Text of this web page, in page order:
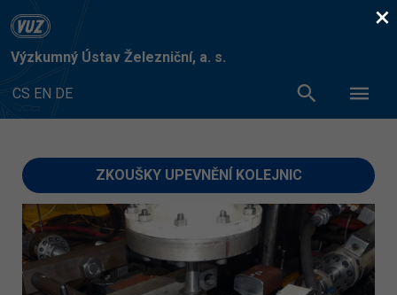
Výzkumný Ústav Železniční, a. s.
CS EN DE
ZKOUŠKY UPEVNĚNÍ KOLEJNIC
×